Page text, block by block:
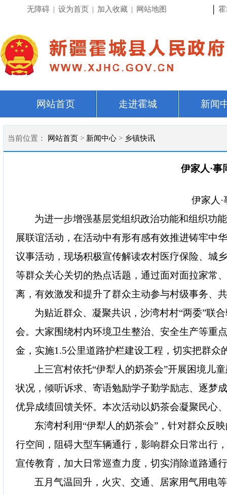
无障碍 | 设为首页 | 加入收藏 | 网站地图
网站首页 走进霍城 新闻
当前位置： 网站首页 > 新闻中心 > 乡镇快讯
伊家人·
伊家人
为进一步增强基层党组织政治功能和组织功能
展联谊活动 ， 在活动中有形有感有效推进铸牢中
议事活动，现场积极宣传解读农村医疗保险、城
等群众关心关切的热点话题，通过面对面拉家常
离，有效激发和提升了群众主动参与村级事务、
为贴近群众、凝聚共识，沙湾村村“两委”联
会。大家围绕村内环境卫生整治、安全生产等重
金，实施1.5公里道路护栏建设工程，切实把群
上三宫村依托“伊犁人的奶茶会”开展困境儿
状况，倾听诉求、寄语勉励学子勤学励志、逐梦
优异成绩回馈关怀。本次活动以奶茶会凝聚民心
东湾村利用“伊犁人的奶茶会”，针对群众反
行空间，阻碍大型车辆通行，影响群众日常出行
宣传教育，加大日常巡查力度，切实消除道路通
五月气温回升，火灾、交通、居家用气用电